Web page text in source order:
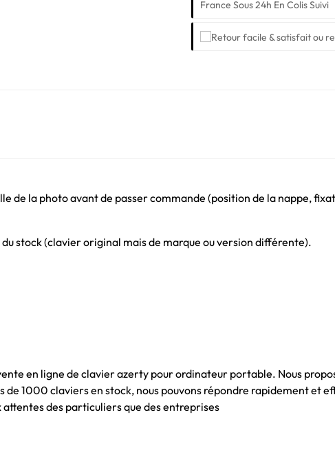
France Sous 24h En Colis Suivi
de la photo avant de passer commande (position de la nappe,
stock (clavier original mais de marque ou version différente).
en ligne de clavier azerty pour ordinateur portable. Nous
de 1000 claviers en stock, nous pouvons répondre rapidement et
attentes des particuliers que des entreprises